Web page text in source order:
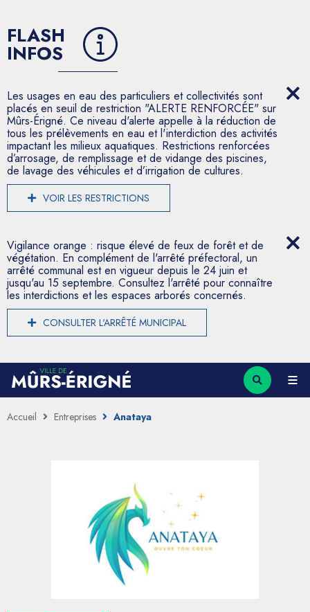
FLASH
INFOS
Les usages en eau des particuliers et collectivités sont
placés en seuil de restriction "ALERTE RENFORCÉE" sur
Mûrs-Érigné. Ce niveau d'alerte appelle à la réduction de
tous les prélèvements en eau et l'interdiction des activités
impactant les milieux aquatiques. Restrictions renforcées
d’arrosage, de remplissage et de vidange des piscines,
de lavage des véhicules et d’irrigation de cultures.
VOIR LES RESTRICTIONS
Vigilance orange : risque élevé de feux de forêt et de
végétation. En complément de l'arrêté préfectoral, un
arrêté communal est en vigueur depuis le 24 juin et
jusqu'au 15 septembre. Consultez l'arrêté pour connaître
les interdictions et les espaces arborés concernés.
CONSULTER L'ARRÊTÉ MUNICIPAL
Accueil Entreprises Anataya